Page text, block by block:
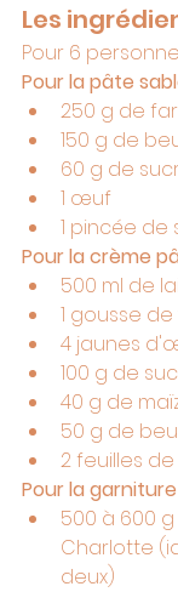
Les
Pour 6
Pour la pâte
250 g de
150 g de
60 g de
1 œuf
1 pincée de
Pour la crème
500 ml de
1 gousse
4 jaunes
100 g de
40 g de
50 g de
2 feuilles
Pour la garniture
500 à 600
Charlotte
deux)